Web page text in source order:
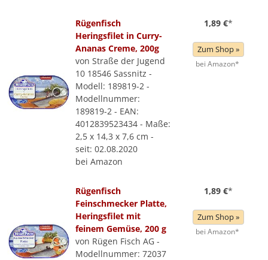
Rügenfisch
Heringsfilet in Curry-
Ananas Creme, 200g
von Straße der Jugend
10 18546 Sassnitz -
Modell: 189819-2 -
Modellnummer:
189819-2 - EAN:
4012839523434 - Maße:
2,5 x 14,3 x 7,6 cm -
seit: 02.08.2020
bei Amazon
1,89 €*
Zum Shop »
bei Amazon*
Rügenfisch
Feinschmecker Platte,
Heringsfilet mit
feinem Gemüse, 200 g
von Rügen Fisch AG -
Modellnummer: 72037
1,89 €*
Zum Shop »
bei Amazon*